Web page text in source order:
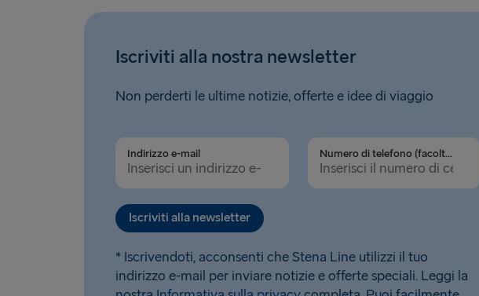
Iscriviti alla nostra newsletter
Non perderti le ultime notizie, offerte e idee di viaggio
Indirizzo e-mail Numero di telefono (facoltativo)
Iscriviti alla newsletter
* Iscrivendoti, acconsenti che Stena Line utilizzi il tuo
indirizzo e-mail per inviare notizie e offerte speciali. Leggi la